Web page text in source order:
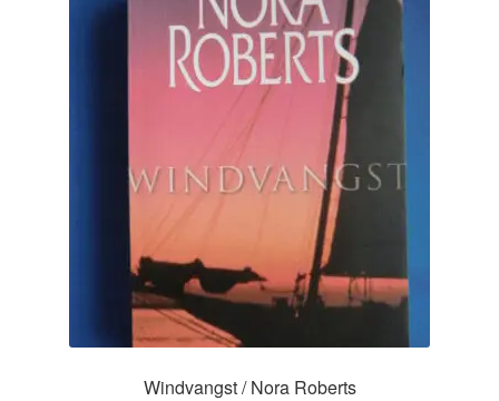
Windvangst / Nora Roberts